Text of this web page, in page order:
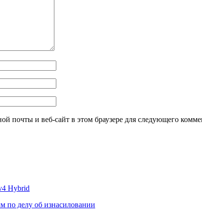
почты и веб-сайт в этом браузере для следующего
Hybrid
по делу об изнасиловании